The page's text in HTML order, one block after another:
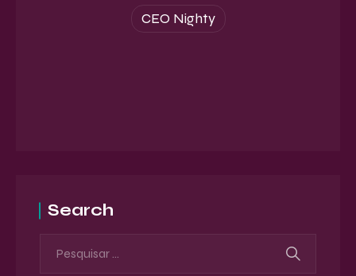
CEO Nighty
Search